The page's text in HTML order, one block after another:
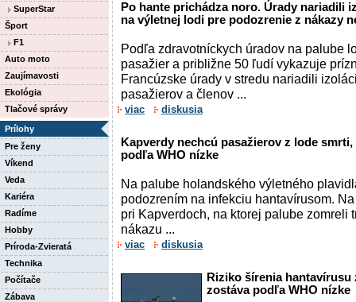
SuperStar
Šport
F1
Auto moto
Zaujímavosti
Ekológia
Tlačové správy
Prílohy
Pre ženy
Víkend
Veda
Kariéra
Radíme
Hobby
Príroda-Zvieratá
Technika
Počítače
Zábava
Po hante prichádza noro. Úrady nariadili
na výletnej lodi pre podozrenie z nákazy
Podľa zdravotníckych úradov na palube
pasažier a približne 50 ľudí vykazuje
Francúzske úrady v stredu nariadili
pasažierov a členov ...
viac diskusia
Kapverdy nechcú pasažierov z lode
podľa WHO nízke
Na palube holandského výletného
podozrením na infekciu hantavírusom.
pri Kapverdoch, na ktorej palube zomreli
nákazu ...
viac diskusia
Riziko šírenia
zostáva podľa WHO nízke